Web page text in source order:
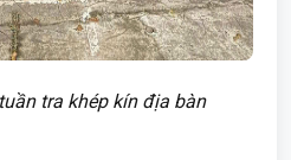
tra khép kín địa bàn